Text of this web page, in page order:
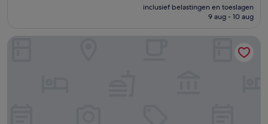
prijs
is
inclusief belastingen en toeslagen
9 aug - 10 aug